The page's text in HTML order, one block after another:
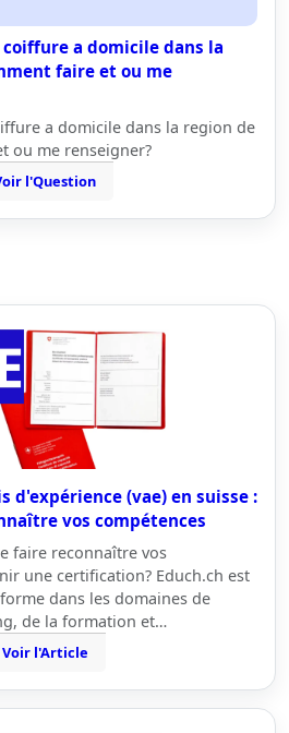
a domicile dans la
faire et ou me
a domicile dans la region de
ou me renseigner?
l'Question
d'expérience (vae) en suisse :
vos compétences
faire reconnaître vos
une certification? Educh.ch est
dans les domaines de
de la formation et…
Voir l'Article